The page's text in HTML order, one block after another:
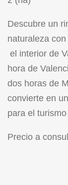
Descubre un
naturaleza
el interior de
hora de
dos horas de
convierte en
para el
Precio a